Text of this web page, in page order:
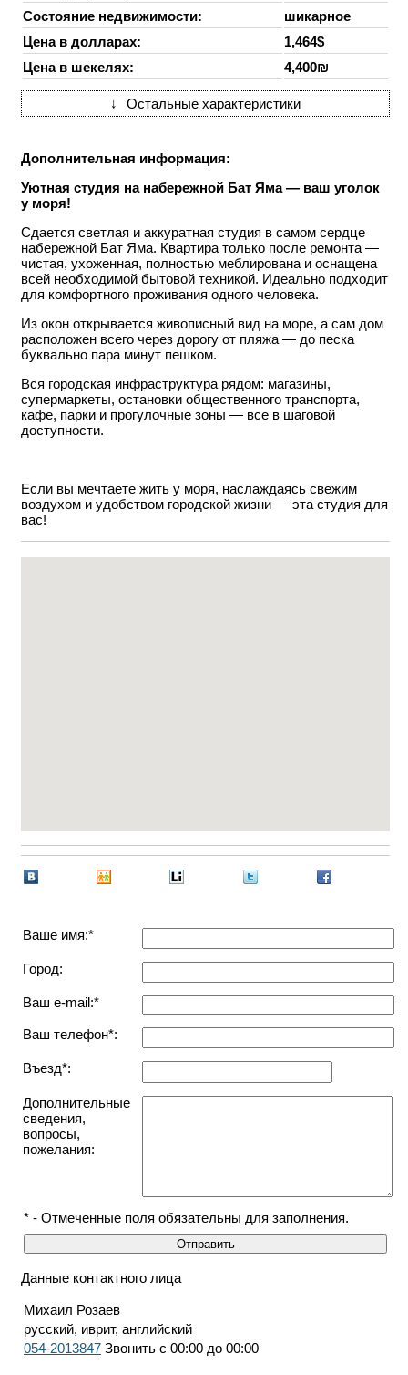
Состояние недвижимости:
шикарное
Цена в долларах:
1,464$
Цена в шекелях:
4,400₪
↓ Остальные характеристики
Дополнительная информация:
Уютная студия на набережной Бат Яма — ваш уголок
у моря!
Сдается светлая и аккуратная студия в самом сердце
набережной Бат Яма. Квартира только после ремонта —
чистая, ухоженная, полностью меблирована и оснащена
всей необходимой бытовой техникой. Идеально подходит
для комфортного проживания одного человека.
Из окон открывается живописный вид на море, а сам дом
расположен всего через дорогу от пляжа — до песка
буквально пара минут пешком.
Вся городская инфраструктура рядом: магазины,
супермаркеты, остановки общественного транспорта,
кафе, парки и прогулочные зоны — все в шаговой
доступности.
Если вы мечтаете жить у моря, наслаждаясь свежим
воздухом и удобством городской жизни — эта студия для
вас!
Ваше имя:*
Город:
Ваш e-mail:*
Ваш телефон*:
Въезд*:
Дополнительные
сведения,
вопросы,
пожелания:
* - Отмеченные поля обязательны для заполнения.
Данные контактного лица
Михаил Розаев
русский, иврит, английский
054-2013847 Звонить с 00:00 до 00:00